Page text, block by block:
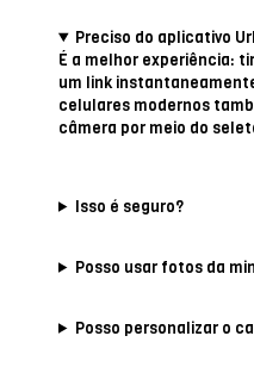
Preciso do aplicativo
É a melhor experiência:
um link
celulares modernos
câmera por meio do
Isso é seguro?
Posso usar fotos da
Posso personalizar o